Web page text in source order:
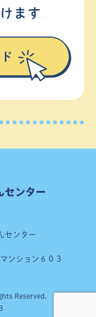
ます
センター
ンション６０３
Reserved.